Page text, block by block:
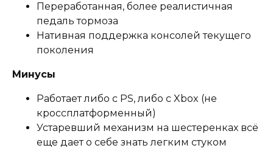
Переработанная, более реалистичная
педаль тормоза
Нативная поддержка консолей текущего
поколения
Минусы
Работает либо с PS, либо с Xbox (не
кроссплатформенный)
Устаревший механизм на шестеренках всё
еще дает о себе знать легким стуком